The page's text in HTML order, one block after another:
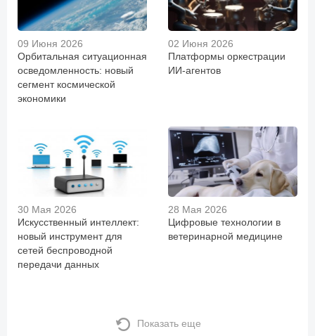
09 Июня 2026
Орбитальная ситуационная
осведомленность: новый
сегмент космической
экономики
02 Июня 2026
Платформы оркестрации
ИИ-агентов
30 Мая 2026
Искусственный интеллект:
новый инструмент для
сетей беспроводной
передачи данных
28 Мая 2026
Цифровые технологии в
ветеринарной медицине
Показать еще